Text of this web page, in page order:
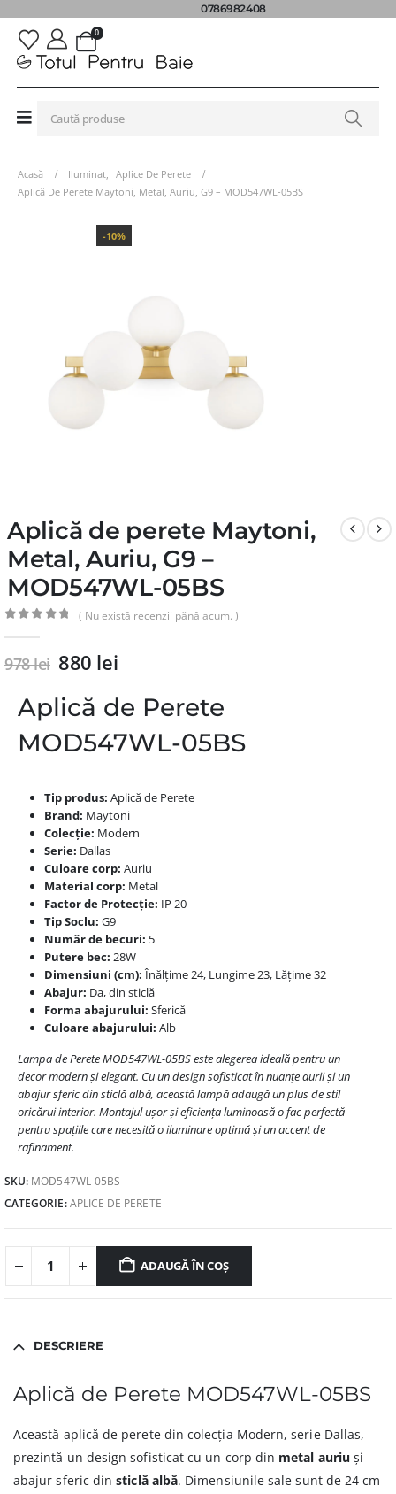
0786982408
0
Acasă Iluminat
Aplice De Perete
Aplică De Perete Maytoni, Metal, Auriu, G9 – MOD547WL-05BS
-10%
Aplică de perete Maytoni,
Metal, Auriu, G9 –
MOD547WL-05BS
( Nu există recenzii până acum. )
978lei 880 lei
Aplică de Perete
MOD547WL-05BS
Tip produs: Aplică de Perete
Brand: Maytoni
Colecție: Modern
Serie: Dallas
Culoare corp: Auriu
Material corp: Metal
Factor de Protecție: IP 20
Tip Soclu: G9
Număr de becuri: 5
Putere bec: 28W
Dimensiuni (cm): Înălțime 24, Lungime 23, Lățime 32
Abajur: Da, din sticlă
Forma abajurului: Sferică
Culoare abajurului: Alb
Lampa de Perete MOD547WL-05BS este alegerea ideală pentru un
decor modern și elegant. Cu un design sofisticat în nuanțe aurii și un
abajur sferic din sticlă albă, această lampă adaugă un plus de stil
oricărui interior. Montajul ușor și eficiența luminoasă o fac perfectă
pentru spațiile care necesită o iluminare optimă și un accent de
rafinament.
SKU: MOD547WL-05BS
CATEGORIE:APLICE DE PERETE
ADAUGĂ ÎN COȘ
DESCRIERE
Aplică de Perete MOD547WL-05BS
Această aplică de perete din colecția Modern, serie Dallas,
prezintă un design sofisticat cu un corp din metal auriuși
abajur sferic dinsticlă albă. Dimensiunile sale sunt de 24 cm